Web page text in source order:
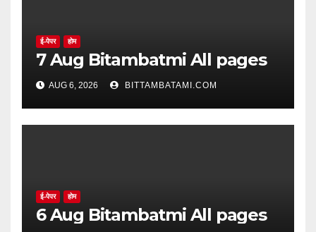
ई-पेपर होम
7 Aug Bitambatmi All pages
AUG 6, 2026 BITTAMBATAMI.COM
ई-पेपर होम
6 Aug Bitambatmi All pages